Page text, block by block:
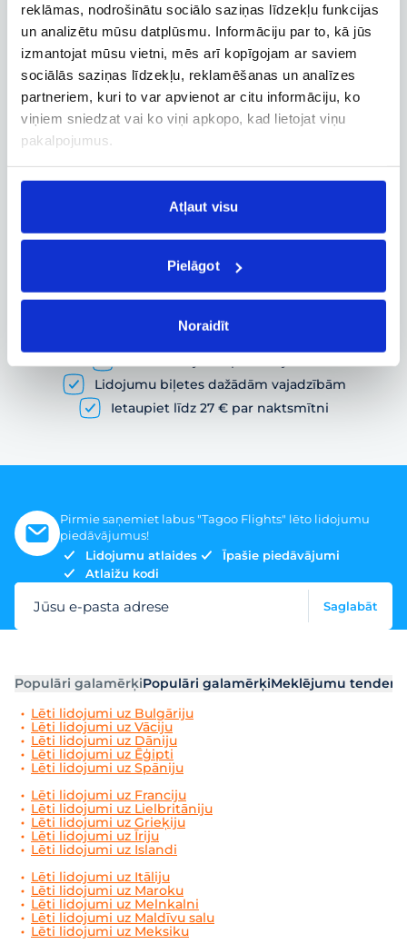
reklāmas, nodrošinātu sociālo saziņas līdzekļu funkcijas
un analizētu mūsu datplūsmu. Informāciju par to, kā jūs
izmantojat mūsu vietni, mēs arī kopīgojam ar saviem
sociālās saziņas līdzekļu, reklamēšanas un analīzes
partneriem, kuri to var apvienot ar citu informāciju, ko
viņiem sniedzat vai ko viņi apkopo, kad lietojat viņu
pakalpojumus.
Atļaut visu
Pielāgot
Noraidīt
Biznesa konts
Biznesa, dienesta un
darbatvaļinājuma lidojumu
rezervācija
Lidojuma izsekošana
informācijas izsekošana reāllaikā
Lētu lidojumu meklēšana un lidmašīnas
biļešu rezervācija
Lidojumu biļetes dažādām vajadzībām
Ietaupiet līdz 27 € par naktsmītni
Pirmie saņemiet labus "Tagoo Flights" lēto lidojumu
piedāvājumus!
Lidojumu atlaides
Īpašie piedāvājumi
Atlaižu kodi
Jūsu e-pasta adrese Saglabāt
Populāri galamērķiPopulāri galamērķiMeklējumu
Lēti lidojumi uz Bulgāriju
Lēti lidojumi uz Vāciju
Lēti lidojumi uz Dāniju
Lēti lidojumi uz Ēģipti
Lēti lidojumi uz Spāniju
Lēti lidojumi uz Franciju
Lēti lidojumi uz Lielbritāniju
Lēti lidojumi uz Grieķiju
Lēti lidojumi uz Īriju
Lēti lidojumi uz Islandi
Lēti lidojumi uz Itāliju
Lēti lidojumi uz Maroku
Lēti lidojumi uz Melnkalni
Lēti lidojumi uz Maldīvu salu
Lēti lidojumi uz Meksiku